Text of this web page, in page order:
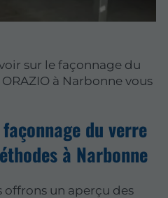
sur le façonnage du
ORAZIO à Narbonne vous
du verre
à Narbonne
offrons un aperçu des